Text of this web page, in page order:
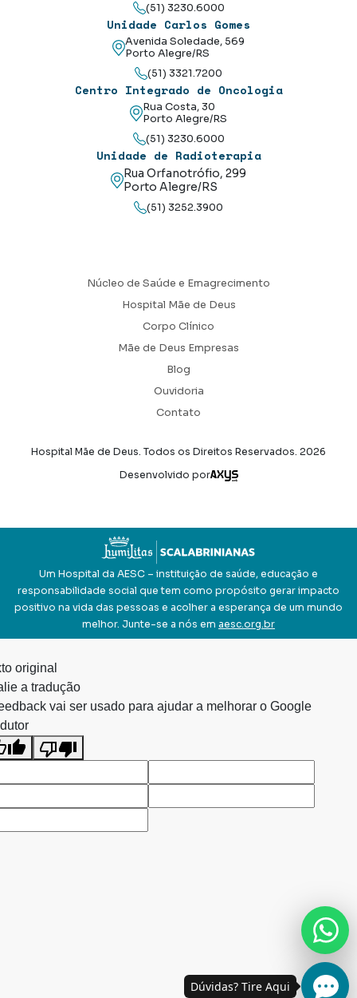
(51) 3230.6000
Unidade Carlos Gomes
Avenida Soledade, 569
Porto Alegre/RS
(51) 3321.7200
Centro Integrado de Oncologia
Rua Costa, 30
Porto Alegre/RS
(51) 3230.6000
Unidade de Radioterapia
Rua Orfanotrófio, 299
Porto Alegre/RS
(51) 3252.3900
Núcleo de Saúde e Emagrecimento
Hospital Mãe de Deus
Corpo Clínico
Mãe de Deus Empresas
Blog
Ouvidoria
Contato
Hospital Mãe de Deus. Todos os Direitos Reservados. 2026
Desenvolvido por
Axysweb
Um Hospital da AESC – instituição de saúde, educação e
responsabilidade social que tem como propósito gerar impacto
positivo na vida das pessoas e acolher a esperança de um mundo
melhor. Junte-se a nós em aesc.org.br
Dúvidas? Tire Aqui
original
a tradução
vai ser usado para ajudar a melhorar o Google